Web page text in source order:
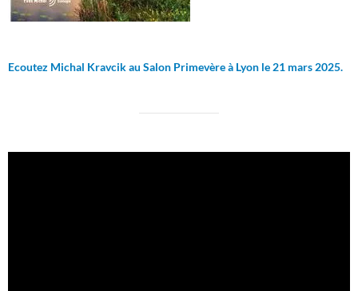
Ecoutez Michal Kravcik au Salon Primevère à Lyon le 21 mars 2025.